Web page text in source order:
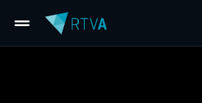
drag_handle